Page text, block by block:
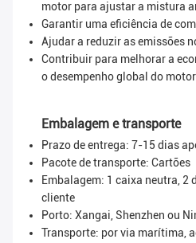
motor para ajustar a mistura
Garantir uma eficiência de
Ajudar a reduzir as emissões
Contribuir para melhorar a
o desempenho global do motor
Embalagem e transporte
Prazo de entrega: 7-15 dias
Pacote de transporte: Cartões
Embalagem: 1 caixa neutra, 2
cliente
Porto: Xangai, Shenzhen ou
Transporte: por via marítima,